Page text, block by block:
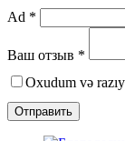
Ad *
Ваш отзыв *
Oxudum və
Отправить